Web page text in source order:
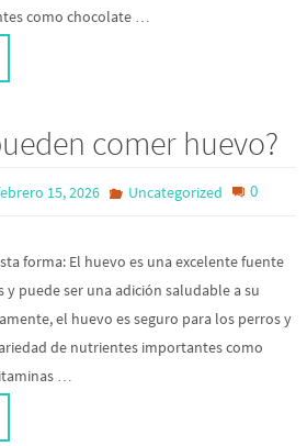
como chocolate …
comer huevo?
15, 2026 Uncategorized 0
forma: El huevo es una excelente fuente
puede ser una adición saludable a su
el huevo es seguro para los perros y
de nutrientes importantes como
…